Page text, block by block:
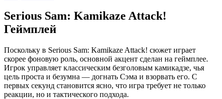
Serious Sam: Kamikaze Attack!
Геймплей
Поскольку в Serious Sam: Kamikaze Attack! сюжет играет
скорее фоновую роль, основной акцент сделан на геймплее.
Игрок управляет классическим безголовым камикадзе, чья
цель проста и безумна — догнать Сэма и взорвать его. С
первых секунд становится ясно, что игра требует не только
реакции, но и тактического подхода.